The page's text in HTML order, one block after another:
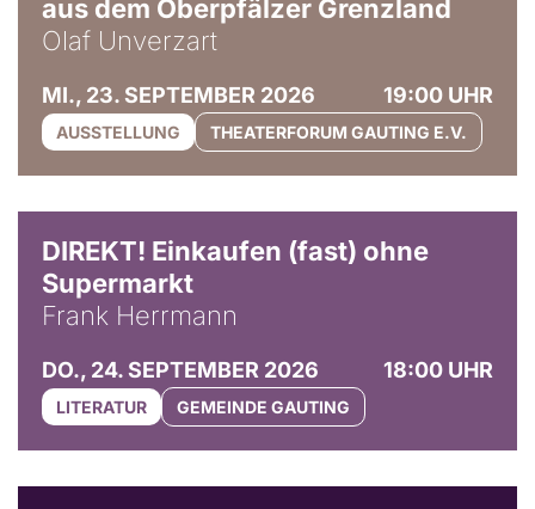
aus dem Oberpfälzer Grenzland
Olaf Unverzart
MI., 23. SEPTEMBER 2026 19:00 UHR
AUSSTELLUNG THEATERFORUM GAUTING E.V.
DIREKT! Einkaufen (fast) ohne
Supermarkt
Frank Herrmann
DO., 24. SEPTEMBER 2026 18:00 UHR
LITERATUR GEMEINDE GAUTING